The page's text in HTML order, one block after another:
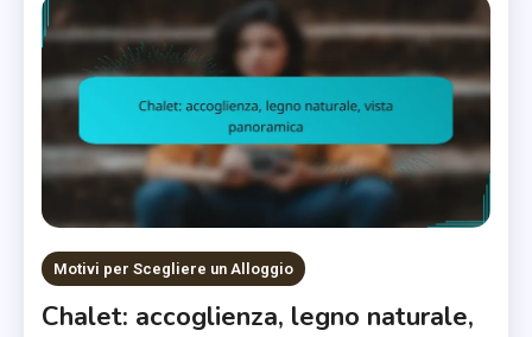
Motivi per Scegliere un Alloggio
Chalet: accoglienza, legno naturale,